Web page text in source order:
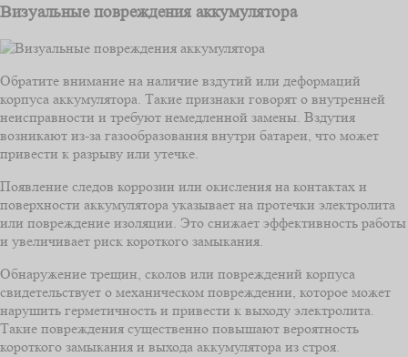
Визуальные повреждения аккумулятора
Обратите внимание на наличие вздутий или деформаций
корпуса аккумулятора. Такие признаки говорят о внутренней
неисправности и требуют немедленной замены. Вздутия
возникают из-за газообразования внутри батареи, что может
привести к разрыву или утечке.
Появление следов коррозии или окисления на контактах и
поверхности аккумулятора указывает на протечки электролита
или повреждение изоляции. Это снижает эффективность работы
и увеличивает риск короткого замыкания.
Обнаружение трещин, сколов или повреждений корпуса
свидетельствует о механическом повреждении, которое может
нарушить герметичность и привести к выходу электролита.
Такие повреждения существенно повышают вероятность
короткого замыкания и выхода аккумулятора из строя.